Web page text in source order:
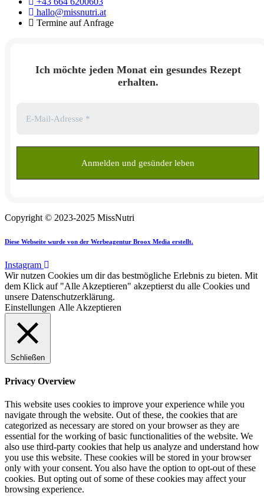
hallo@missnutri.at
Termine auf Anfrage
Ich möchte jeden Monat ein gesundes Rezept
erhalten.
Copyright © 2023-2025 MissNutri
Diese Webseite wurde von der Werbeagentur Broox Media erstellt.
Instagram
Wir nutzen Cookies um dir das bestmögliche Erlebnis zu bieten. Mit
dem Klick auf "Alle Akzeptieren" akzeptierst du alle Cookies und
unsere Datenschutzerklärung.
Einstellungen Alle Akzeptieren
Schließen
Privacy Overview
This website uses cookies to improve your experience while you
navigate through the website. Out of these, the cookies that are
categorized as necessary are stored on your browser as they are
essential for the working of basic functionalities of the website. We
also use third-party cookies that help us analyze and understand how
you use this website. These cookies will be stored in your browser
only with your consent. You also have the option to opt-out of these
cookies. But opting out of some of these cookies may affect your
browsing experience.